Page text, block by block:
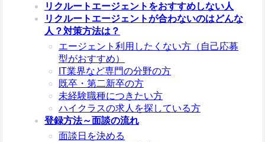
リクルートエージェントをおすすめしない人
リクルートエージェントが合わないのはどんな
人？対策方法は？
エージェント利用したくない方（自己応募
型がおすすめ）
IT業界など専門の分野の方
既卒・第二新卒の方
未経験職種につきたい方
ハイクラスの求人を探している方
登録方法～面談の流れ
面談日を決める